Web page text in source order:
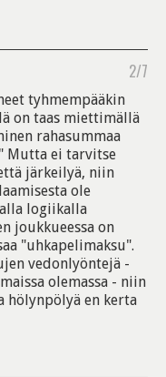
2/7
tyhmempääkin
on taas miettimällä
rahasummaa
Mutta ei tarvitse
järkeilyä, niin
ole
logiikalla
joukkueessa on
"uhkapelimaksu".
vedonlyöntejä -
olemassa - niin
en kerta